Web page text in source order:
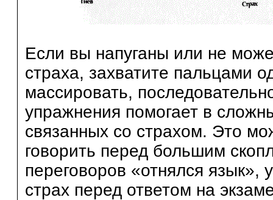
Если вы напуганы или не
страха, захватите пальцами
массировать,
упражнения помогает в
связанных со страхом. Это
говорить перед большим
переговоров «отнялся
страх перед ответом на